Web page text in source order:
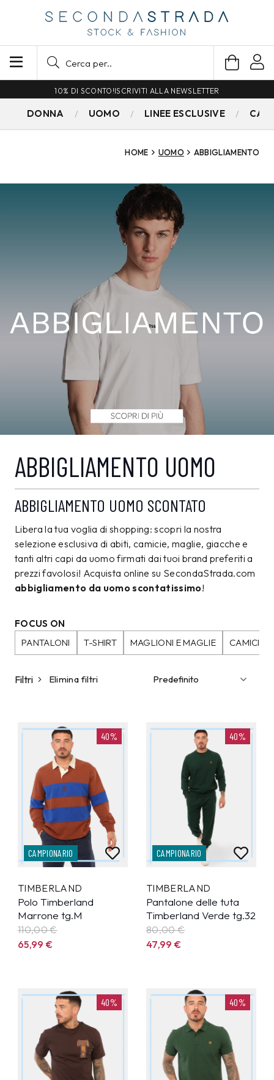
SPEDIZIONE GRATUITA PER ORDINI SUPERIORI A 79€
DONNA UOMO LINEE ESCLUSIVE
HOME UOMO ABBIGLIAMENTO
ABBIGLIAMENTO UOMO
ABBIGLIAMENTO UOMO SCONTATO
Libera la tua voglia di shopping: scopri la nostra
selezione esclusiva di abiti, camicie, maglie, giacche e
tanti altri capi da uomo firmati dai tuoi brand preferiti a
prezzi favolosi! Acquista online su SecondaStrada.com
abbigliamento da uomo scontatissimo!
FOCUS ON
PANTALONI
T-SHIRT MAGLIONI E MAGLIE CAMICIE
Filtri Elimina filtri
40%
CAMPIONARIO
TIMBERLAND
Polo Timberland
Marrone tg.M
110,00 €
65,99€
40%
CAMPIONARIO
TIMBERLAND
Pantalone delle tuta
Timberland Verde tg.32
80,00 €
47,99€
40% 40%